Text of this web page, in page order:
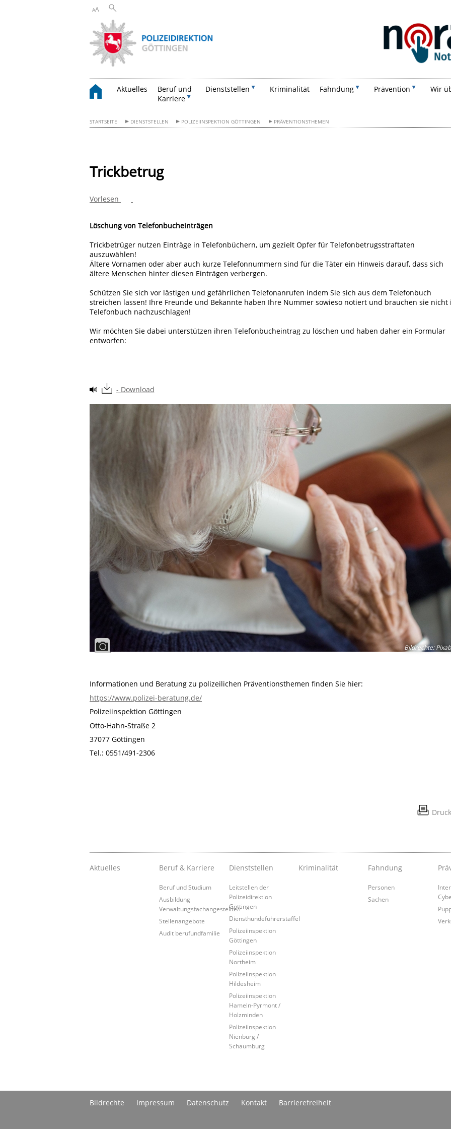
AA
Aktuelles
Beruf und
Karriere
Dienststellen Kriminalität Fahndung Prävention Wir
STARTSEITE DIENSTSTELLEN POLIZEIINSPEKTION GÖTTINGEN PRÄVENTIONSTHEMEN
Trickbetrug
Vorlesen
Löschung von Telefonbucheinträgen
Trickbetrüger nutzen Einträge in Telefonbüchern, um gezielt Opfer für Telefonbetrugsstraftaten
auszuwählen!
Ältere Vornamen oder aber auch kurze Telefonnummern sind für die Täter ein Hinweis darauf, dass sich
ältere Menschen hinter diesen Einträgen verbergen.
Schützen Sie sich vor lästigen und gefährlichen Telefonanrufen indem Sie sich aus dem Telefonbuch
streichen lassen! Ihre Freunde und Bekannte haben Ihre Nummer sowieso notiert und brauchen sie nicht
Telefonbuch nachzuschlagen!
Wir möchten Sie dabei unterstützen ihren Telefonbucheintrag zu löschen und haben daher ein Formular
entworfen:
- Download
Bildrechte:
Informationen und Beratung zu polizeilichen Präventionsthemen finden Sie hier:
https://www.polizei-beratung.de/
Polizeiinspektion Göttingen
Otto-Hahn-Straße 2
37077 Göttingen
Tel.: 0551/491-2306
Aktuelles Beruf & Karriere
Beruf und Studium
Ausbildung
Verwaltungsfachangestellte/r
Stellenangebote
Audit berufundfamilie
Dienststellen
Leitstellen der
Polizeidirektion
Göttingen
Diensthundeführerstaffel
Polizeiinspektion
Göttingen
Polizeiinspektion
Northeim
Polizeiinspektion
Hildesheim
Polizeiinspektion
Hameln-Pyrmont /
Holzminden
Polizeiinspektion
Nienburg /
Schaumburg
Kriminalität Fahndung
Personen
Sachen
Bildrechte Impressum Datenschutz Kontakt Barrierefreiheit